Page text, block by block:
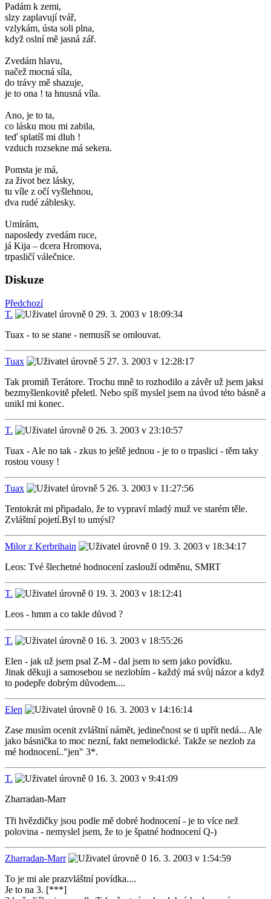
Padám k zemi,
slzy zaplavují tvář,
vzlykám, ústa soli plna,
když oslní mě jasná zář.
Zvedám hlavu,
načež mocná síla,
do trávy mě shazuje,
je to ona ! ta hnusná víla.
Ano, je to ta,
co lásku mou mi zabila,
teď splatíš mi dluh !
vzduch rozsekne má sekera.
Pomsta je má,
za život bez lásky,
tu víle z očí vyšlehnou,
dva rudé záblesky.
Umírám,
naposledy zvedám ruce,
já Kija – dcera Hromova,
trpasličí válečnice.
Diskuze
Předchozí
T.
29. 3. 2003 v 18:09:34
Tuax - to se stane - nemusíš se omlouvat.
Tuax
27. 3. 2003 v 12:28:17
Tak promiň Terátore. Trochu mně to rozhodilo a závěr už jsem jaksi
bezmyšlenkovitě přeletl. Nebo spíš myslel jsem na úvod této básně a
unikl mi konec.
T.
26. 3. 2003 v 23:10:57
Tuax - Ale no tak - zkus to ještě jednou - je to o trpaslici - těm taky
rostou vousy !
Tuax
26. 3. 2003 v 11:27:56
Tentokrát mi připadalo, že to vypraví mladý muž ve starém těle.
Zvláštní pojetí.Byl to umýsl?
Milor z Kerbrihain
19. 3. 2003 v 18:34:17
Leos: Tvé šlechetné hodnocení zaslouží odměnu, SMRT
T.
19. 3. 2003 v 18:12:41
Leos - hmm a co takle důvod ?
T.
16. 3. 2003 v 18:55:26
Elen - jak už jsem psal Z-M - dal jsem to sem jako povídku.
Jinak děkuji a samosebou se nezlobím - každý má svůj názor a když
to podepře dobrým důvodem....
Elen
16. 3. 2003 v 14:16:14
Zase musím ocenit zvláštní námět, jedinečnost se ti upřít nedá... Ale
jako básnička to moc nezní, fakt nemelodické. Takže se nezlob za
mé hodnocení.."jen" 3*.
T.
16. 3. 2003 v 9:41:09
Zharradan-Marr
Tři hvězdičky jsou podle mě dobré hodnocení - je to více než
polovina - nemyslel jsem, že to je špatné hodnocení Q-)
Zharradan-Marr
16. 3. 2003 v 1:54:59
To je mi ale prazvláštní povídka....
Je to na 3. [***]